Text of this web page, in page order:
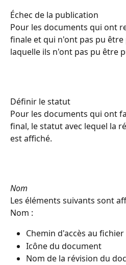
Échec de la publication
Pour les documents qui ont
finale et qui n'ont pas pu
laquelle ils n'ont pas pu être
Définir le statut
Pour les documents qui ont
final, le statut avec lequel la
est affiché.
Nom
Les éléments suivants sont
Nom :
Chemin d'accès au
Icône du document
Nom de la révision du